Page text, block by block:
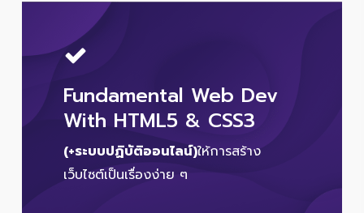
Fundamental Web Dev
With HTML5 & CSS3
(+ระบบปฏิบัติออนไลน์)ให้การสร้าง
เว็บไซต์เป็นเรื่องง่าย ๆ